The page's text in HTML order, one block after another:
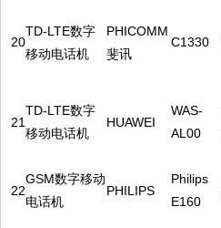
20
TD-LTE数字
移动电话机
PHICOMM
斐讯
C1330
21
TD-LTE数字
移动电话机
HUAWEI
WAS-
AL00
22
GSM数字移动
电话机
PHILIPS
Philips
E160